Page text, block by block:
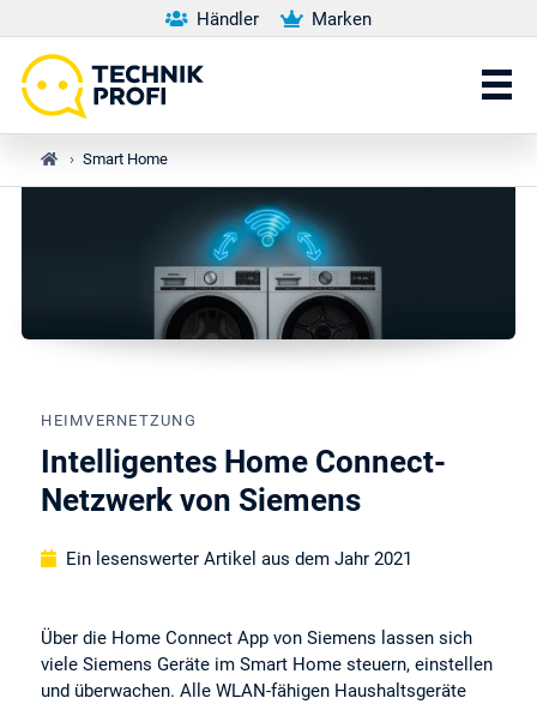
Händler Marken
› Smart Home
HEIMVERNETZUNG
Intelligentes Home Connect-
Netzwerk von Siemens
Ein lesenswerter Artikel aus dem Jahr 2021
Über die Home Connect App von Siemens lassen sich
viele Siemens Geräte im Smart Home steuern, einstellen
und überwachen. Alle WLAN-fähigen Haushaltsgeräte